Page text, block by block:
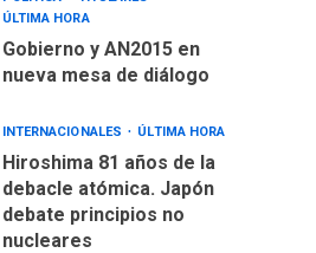
ÚLTIMA HORA
Gobierno y AN2015 en
nueva mesa de diálogo
INTERNACIONALES ÚLTIMA HORA
Hiroshima 81 años de la
debacle atómica. Japón
debate principios no
nucleares